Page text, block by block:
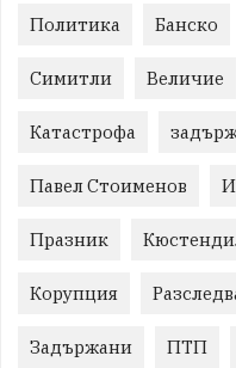
Политика Банско
Симитли Величие
Катастрофа
Павел Стоименов
Празник
Корупция
Задържани ПТП